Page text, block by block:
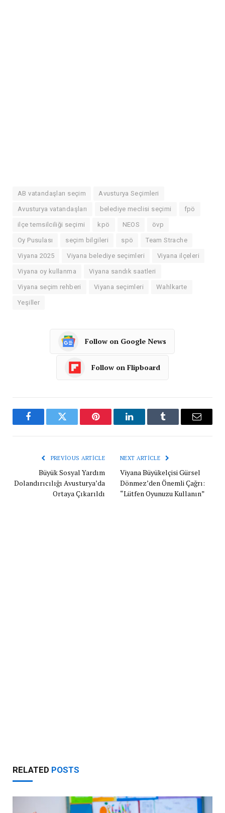
AB vatandaşları seçim Avusturya Seçimleri
Avusturya vatandaşları belediye meclisi seçimi fpö
ilçe temsilciliği seçimi kpö NEOS övp
Oy Pusulası seçim bilgileri spö Team Strache
Viyana 2025 Viyana belediye seçimleri Viyana ilçeleri
Viyana oy kullanma Viyana sandık saatleri
Viyana seçim rehberi Viyana seçimleri Wahlkarte
Yeşiller
Follow on Google News
Follow on Flipboard
FacebookTwitter Pinterest LinkedInTumblr Email
PREVIOUS ARTICLE
Büyük Sosyal Yardım
Dolandırıcılığı Avusturya’da
Ortaya Çıkarıldı
NEXT ARTICLE
Viyana Büyükelçisi Gürsel
Dönmez’den Önemli Çağrı:
“Lütfen Oyunuzu Kullanın”
RELATED POSTS